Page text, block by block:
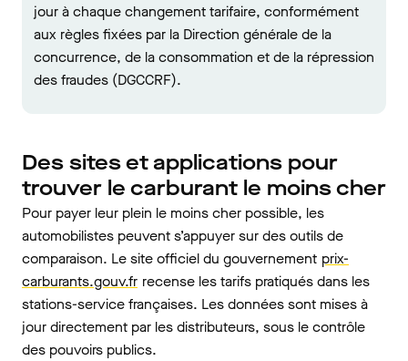
jour à chaque changement tarifaire, conformément
aux règles fixées par la Direction générale de la
concurrence, de la consommation et de la répression
des fraudes (DGCCRF).
Des sites et applications pour
trouver le carburant le moins cher
Pour payer leur plein le moins cher possible, les
automobilistes peuvent s’appuyer sur des outils de
comparaison. Le site officiel du gouvernement prix-
carburants.gouv.fr recense les tarifs pratiqués dans les
stations-service françaises. Les données sont mises à
jour directement par les distributeurs, sous le contrôle
des pouvoirs publics.